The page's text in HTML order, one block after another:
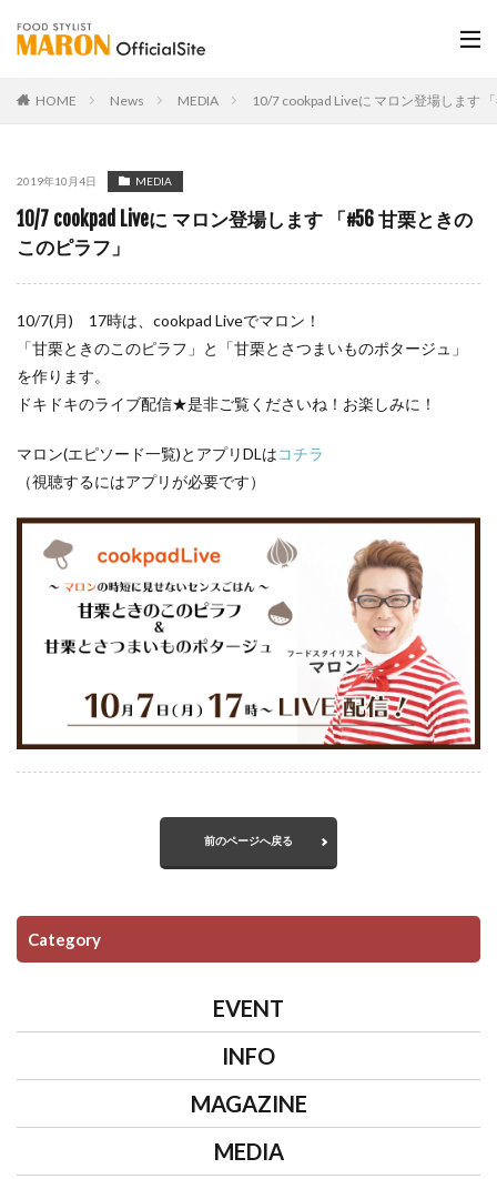
HOME News MEDIA 10/7 cookpad Liveに マロン登場します
2019年10月4日 MEDIA
10/7 cookpad Liveに マロン登場します 「#56 甘栗ときの
このピラフ」
10/7(月) 17時は、cookpad Liveでマロン！
「甘栗ときのこのピラフ」と「甘栗とさつまいものポタージュ」
を作ります。
ドキドキのライブ配信★是非ご覧くださいね！お楽しみに！
マロン(エピソード一覧)とアプリDLはコチラ
（視聴するにはアプリが必要です）
前のページへ戻る
Category
EVENT
INFO
MAGAZINE
MEDIA